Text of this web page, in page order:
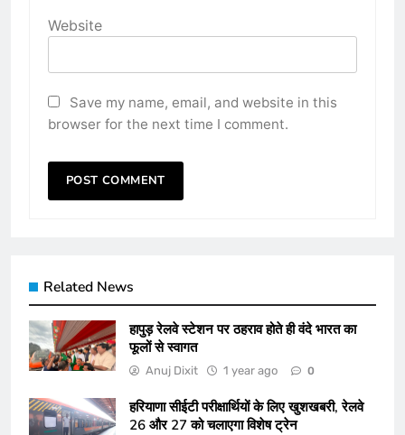
Website
Save my name, email, and website in this
browser for the next time I comment.
Related News
हापुड़ रेलवे स्टेशन पर ठहराव होते ही वंदे भारत का
फूलों से स्वागत
Anuj Dixit 1 year ago 0
हरियाणा सीईटी परीक्षा​र्थियों के लिए खुशखबरी, रेलवे
26 और 27 को चलाएगा विशेष ट्रेन